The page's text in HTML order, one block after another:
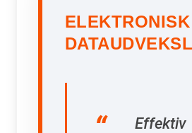
ELEKTRONISK
Effektiv